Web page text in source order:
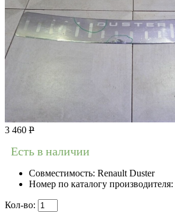
3 460 Р
Есть в наличии
Совместимость: Renault Duster
Номер по каталогу производителя:
Кол-во: